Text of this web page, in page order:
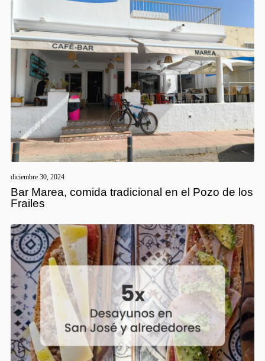
diciembre 30, 2024
Bar Marea, comida tradicional en el Pozo de los
Frailes